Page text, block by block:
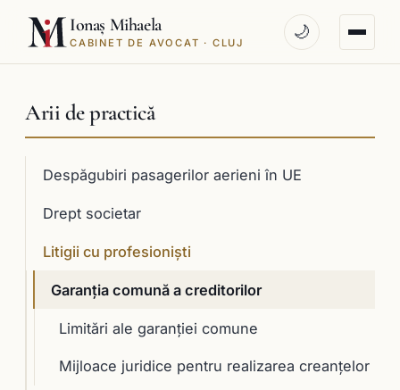
Ionaș Mihaela
CABINET DE AVOCAT · CLUJ
🌙
Arii de practică
Despăgubiri pasagerilor aerieni în UE
Drept societar
Litigii cu profesioniști
Garanţia comună a creditorilor
Limitări ale garanţiei comune
Mijloace juridice pentru realizarea creanţelor